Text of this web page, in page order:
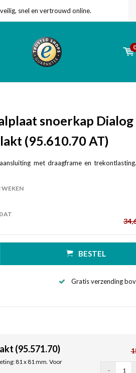
snel en vertrouwd online.
0
snoerkap Dialog
(95.610.70 AT)
met draagframe en
AT
BESTEL
Gratis verzending
(95.571.70)
81 x 81 mm. Voor
-